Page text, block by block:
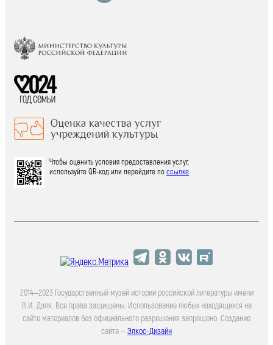
Чтобы оценить условия предоставления услуг,
используйте QR-код или перейдите поссылке
2014—2023 Государственный музей истории российской литературы имени
В.И. Даля. Все права защищены. Использование любых находящихся на
сайте материалов без официального разрешения запрещено. Создание
сайта — Элкос-Дизайн